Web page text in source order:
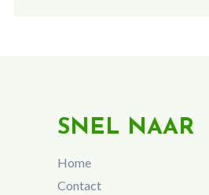
SNEL NAAR
Home
Contact